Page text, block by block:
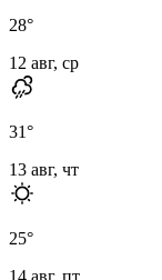
28°
12 авг, ср
31°
13 авг, чт
25°
14 авг, пт